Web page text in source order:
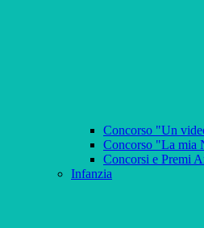
Concorso "Un
Concorso "La mia
Concorsi e Premi
Infanzia